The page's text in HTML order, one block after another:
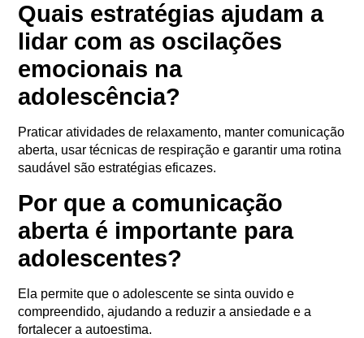
Quais estratégias ajudam a
lidar com as oscilações
emocionais na
adolescência?
Praticar atividades de relaxamento, manter comunicação
aberta, usar técnicas de respiração e garantir uma rotina
saudável são estratégias eficazes.
Por que a comunicação
aberta é importante para
adolescentes?
Ela permite que o adolescente se sinta ouvido e
compreendido, ajudando a reduzir a ansiedade e a
fortalecer a autoestima.